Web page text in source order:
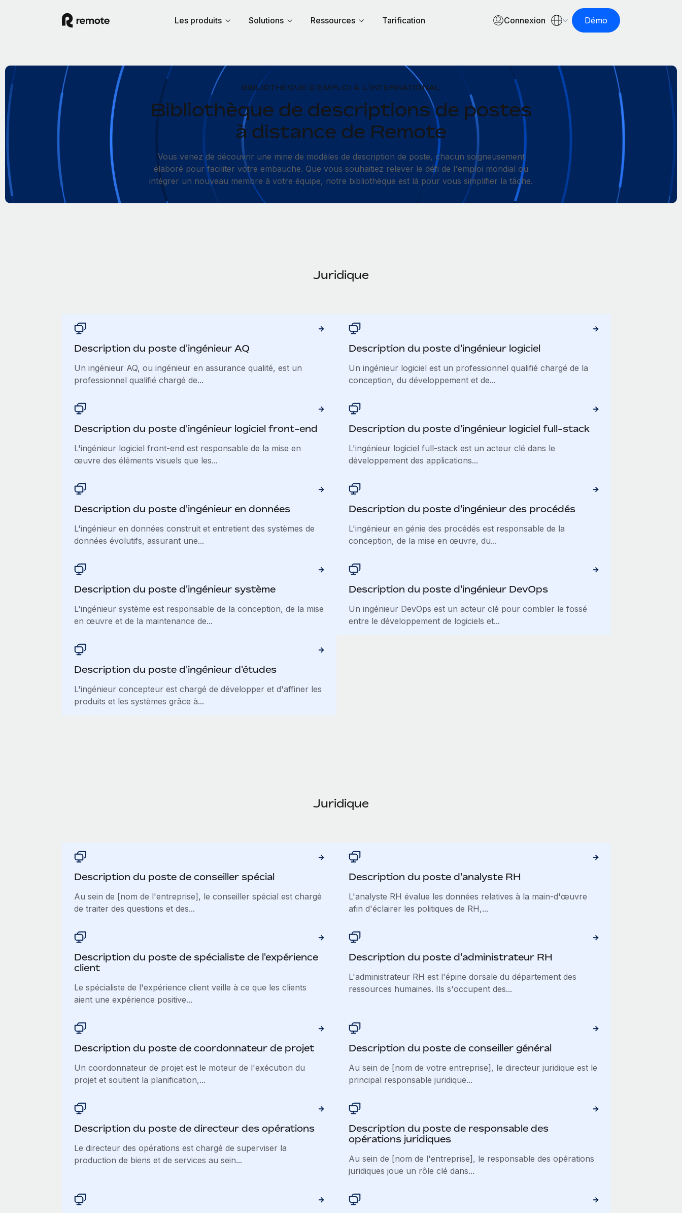
Les produits Solutions Ressources Tarification Connexion Démo
BIBLIOTHÈQUE D’EMPLOI À L'INTERNATIONAL
Bibliothèque de descriptions de postes
à distance de Remote
Vous venez de découvrir une mine de modèles de description de poste, chacun soigneusement
élaboré pour faciliter votre embauche. Que vous souhaitiez relever le défi de l'emploi mondial ou
intégrer un nouveau membre à votre équipe, notre bibliothèque est là pour vous simplifier la tâche.
Juridique
Description du poste d'ingénieur AQ
Un ingénieur AQ, ou ingénieur en assurance qualité, est un
professionnel qualifié chargé de...
Description du poste d'ingénieur logiciel
Un ingénieur logiciel est un professionnel qualifié chargé de la
conception, du développement et de...
Description du poste d'ingénieur logiciel front-end
L'ingénieur logiciel front-end est responsable de la mise en
œuvre des éléments visuels que les...
Description du poste d'ingénieur logiciel full-stack
L'ingénieur logiciel full-stack est un acteur clé dans le
développement des applications...
Description du poste d'ingénieur en données
L'ingénieur en données construit et entretient des systèmes de
données évolutifs, assurant une...
Description du poste d'ingénieur des procédés
L'ingénieur en génie des procédés est responsable de la
conception, de la mise en œuvre, du...
Description du poste d'ingénieur système
L'ingénieur système est responsable de la conception, de la mise
en œuvre et de la maintenance de...
Description du poste d'ingénieur DevOps
Un ingénieur DevOps est un acteur clé pour combler le fossé
entre le développement de logiciels et...
Description du poste d'ingénieur d'études
L'ingénieur concepteur est chargé de développer et d'affiner les
produits et les systèmes grâce à...
Juridique
Description du poste de conseiller spécial
Au sein de [nom de l'entreprise], le conseiller spécial est chargé
de traiter des questions et des...
Description du poste d'analyste RH
L'analyste RH évalue les données relatives à la main-d'œuvre
afin d'éclairer les politiques de RH,...
Description du poste de spécialiste de l'expérience
client
Le spécialiste de l'expérience client veille à ce que les clients
aient une expérience positive...
Description du poste d'administrateur RH
L'administrateur RH est l'épine dorsale du département des
ressources humaines. Ils s'occupent des...
Description du poste de coordonnateur de projet
Un coordonnateur de projet est le moteur de l'exécution du
projet et soutient la planification,...
Description du poste de conseiller général
Au sein de [nom de votre entreprise], le directeur juridique est le
principal responsable juridique...
Description du poste de directeur des opérations
Le directeur des opérations est chargé de superviser la
production de biens et de services au sein...
Description du poste de responsable des
opérations juridiques
Au sein de [nom de l'entreprise], le responsable des opérations
juridiques joue un rôle clé dans...